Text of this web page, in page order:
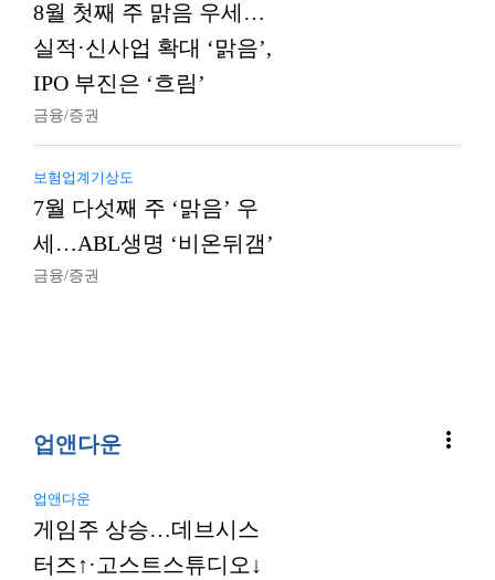
8월 첫째 주 맑음 우세…
실적·신사업 확대 ‘맑음’,
IPO 부진은 ‘흐림’
금융/증권
보험업계기상도
7월 다섯째 주 ‘맑음’ 우
세…ABL생명 ‘비온뒤갬’
금융/증권
업앤다운 more_vert
업앤다운
게임주 상승…데브시스
터즈↑·고스트스튜디오↓